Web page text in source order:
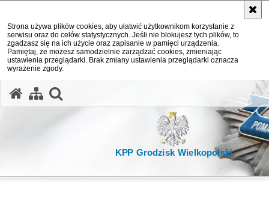
Strona używa plików cookies, aby ułatwić użytkownikom korzystanie z
serwisu oraz do celów statystycznych. Jeśli nie blokujesz tych plików, to
zgadzasz się na ich użycie oraz zapisanie w pamięci urządzenia.
Pamiętaj, że możesz samodzielnie zarządzać cookies, zmieniając
ustawienia przeglądarki. Brak zmiany ustawienia przeglądarki oznacza
wyrażenie zgody.
KPP Grodzisk Wielkopolski